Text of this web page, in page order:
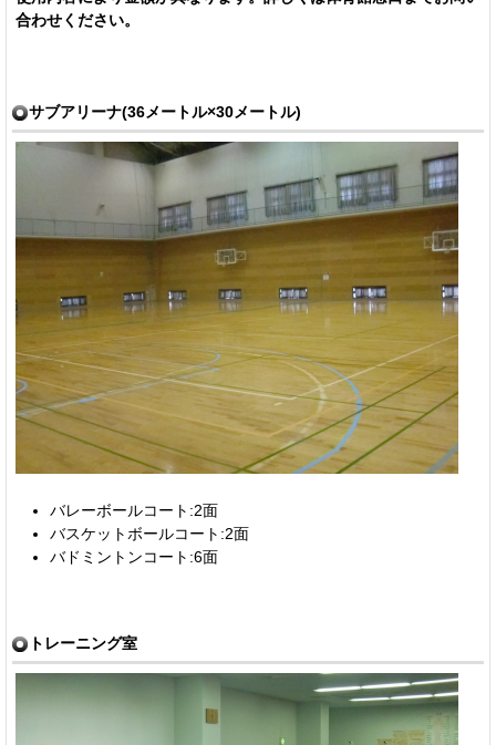
合わせください。
サブアリーナ(36メートル×30メートル)
バレーボールコート:2面
バスケットボールコート:2面
バドミントンコート:6面
トレーニング室